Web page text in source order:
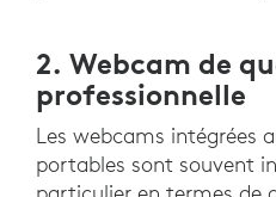
2. Webcam de
professionnelle
Les webcams intégrées
portables sont souvent